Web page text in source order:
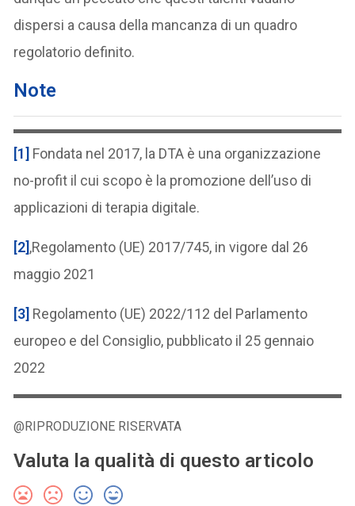
dispersi a causa della mancanza di un quadro
regolatorio definito.
Note
[1] Fondata nel 2017, la DTA è una organizzazione
no-profit il cui scopo è la promozione dell’uso di
applicazioni di terapia digitale.
[2],Regolamento (UE) 2017/745, in vigore dal 26
maggio 2021
[3] Regolamento (UE) 2022/112 del Parlamento
europeo e del Consiglio, pubblicato il 25 gennaio
2022
@RIPRODUZIONE RISERVATA
Valuta la qualità di questo articolo